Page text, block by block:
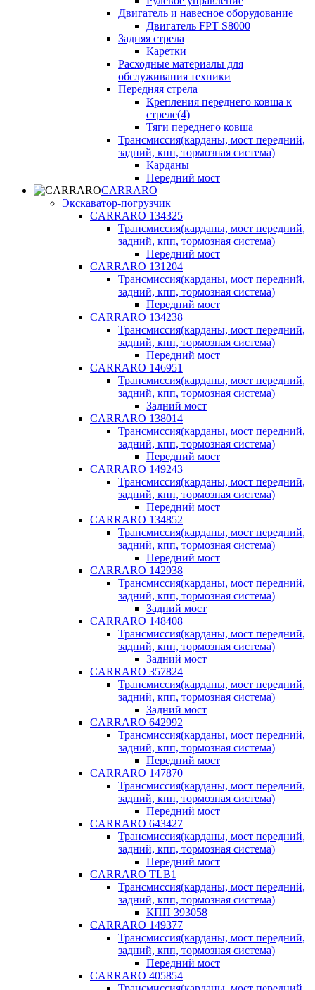
Двигатель и навесное оборудование
Двигатель FPT S8000
Задняя стрела
Каретки
Расходные материалы для
обслуживания техники
Передняя стрела
Крепления переднего ковша к
стреле(4)
Тяги переднего ковша
Трансмиссия(карданы, мост передний,
задний, кпп, тормозная система)
Карданы
Передний мост
CARRARO
Экскаватор-погрузчик
CARRARO 134325
Трансмиссия(карданы, мост передний,
задний, кпп, тормозная система)
Передний мост
CARRARO 131204
Трансмиссия(карданы, мост передний,
задний, кпп, тормозная система)
Передний мост
CARRARO 134238
Трансмиссия(карданы, мост передний,
задний, кпп, тормозная система)
Передний мост
CARRARO 146951
Трансмиссия(карданы, мост передний,
задний, кпп, тормозная система)
Задний мост
CARRARO 138014
Трансмиссия(карданы, мост передний,
задний, кпп, тормозная система)
Передний мост
CARRARO 149243
Трансмиссия(карданы, мост передний,
задний, кпп, тормозная система)
Передний мост
CARRARO 134852
Трансмиссия(карданы, мост передний,
задний, кпп, тормозная система)
Передний мост
CARRARO 142938
Трансмиссия(карданы, мост передний,
задний, кпп, тормозная система)
Задний мост
CARRARO 148408
Трансмиссия(карданы, мост передний,
задний, кпп, тормозная система)
Задний мост
CARRARO 357824
Трансмиссия(карданы, мост передний,
задний, кпп, тормозная система)
Задний мост
CARRARO 642992
Трансмиссия(карданы, мост передний,
задний, кпп, тормозная система)
Передний мост
CARRARO 147870
Трансмиссия(карданы, мост передний,
задний, кпп, тормозная система)
Передний мост
CARRARO 643427
Трансмиссия(карданы, мост передний,
задний, кпп, тормозная система)
Передний мост
CARRARO TLB1
Трансмиссия(карданы, мост передний,
задний, кпп, тормозная система)
КПП 393058
CARRARO 149377
Трансмиссия(карданы, мост передний,
задний, кпп, тормозная система)
Передний мост
CARRARO 405854